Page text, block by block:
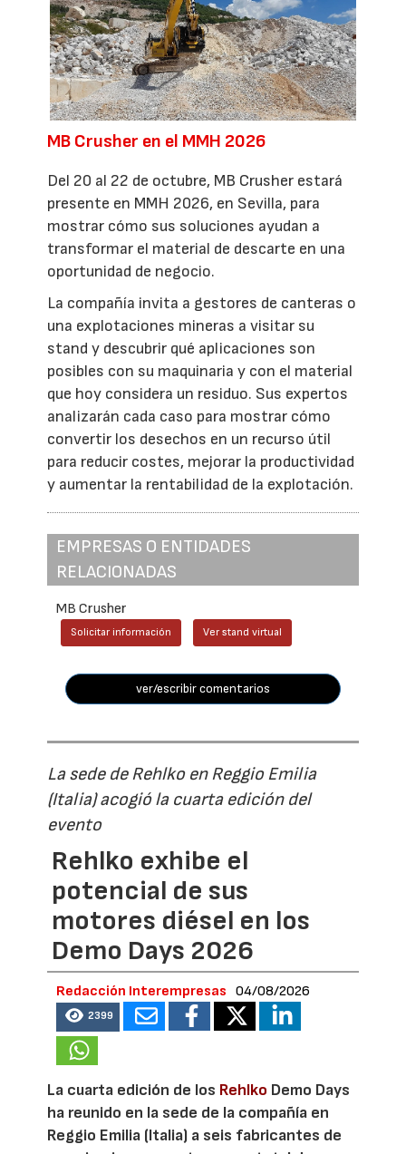
MB Crusher en el MMH 2026
Del 20 al 22 de octubre, MB Crusher estará
presente en MMH 2026, en Sevilla, para
mostrar cómo sus soluciones ayudan a
transformar el material de descarte en una
oportunidad de negocio.
La compañía invita a gestores de canteras o
una explotaciones mineras a visitar su
stand y descubrir qué aplicaciones son
posibles con su maquinaria y con el material
que hoy considera un residuo. Sus expertos
analizarán cada caso para mostrar cómo
convertir los desechos en un recurso útil
para reducir costes, mejorar la productividad
y aumentar la rentabilidad de la explotación.
EMPRESAS O ENTIDADES
RELACIONADAS
MB Crusher
Solicitar información Ver stand virtual
ver/escribir comentarios
La sede de Rehlko en Reggio Emilia
(Italia) acogió la cuarta edición del
evento
Rehlko exhibe el
potencial de sus
motores diésel en los
Demo Days 2026
Redacción Interempresas 04/08/2026
2399
La cuarta edición de los Rehlko Demo Days
ha reunido en la sede de la compañía en
Reggio Emilia (Italia) a seis fabricantes de